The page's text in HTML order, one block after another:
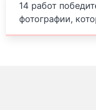
14 работ
фотографии,